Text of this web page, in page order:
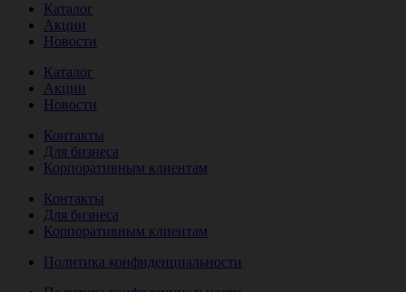
Каталог
Акции
Новости
Каталог
Акции
Новости
Контакты
Для бизнеса
Корпоративным клиентам
Контакты
Для бизнеса
Корпоративным клиентам
Политика конфиденциальности